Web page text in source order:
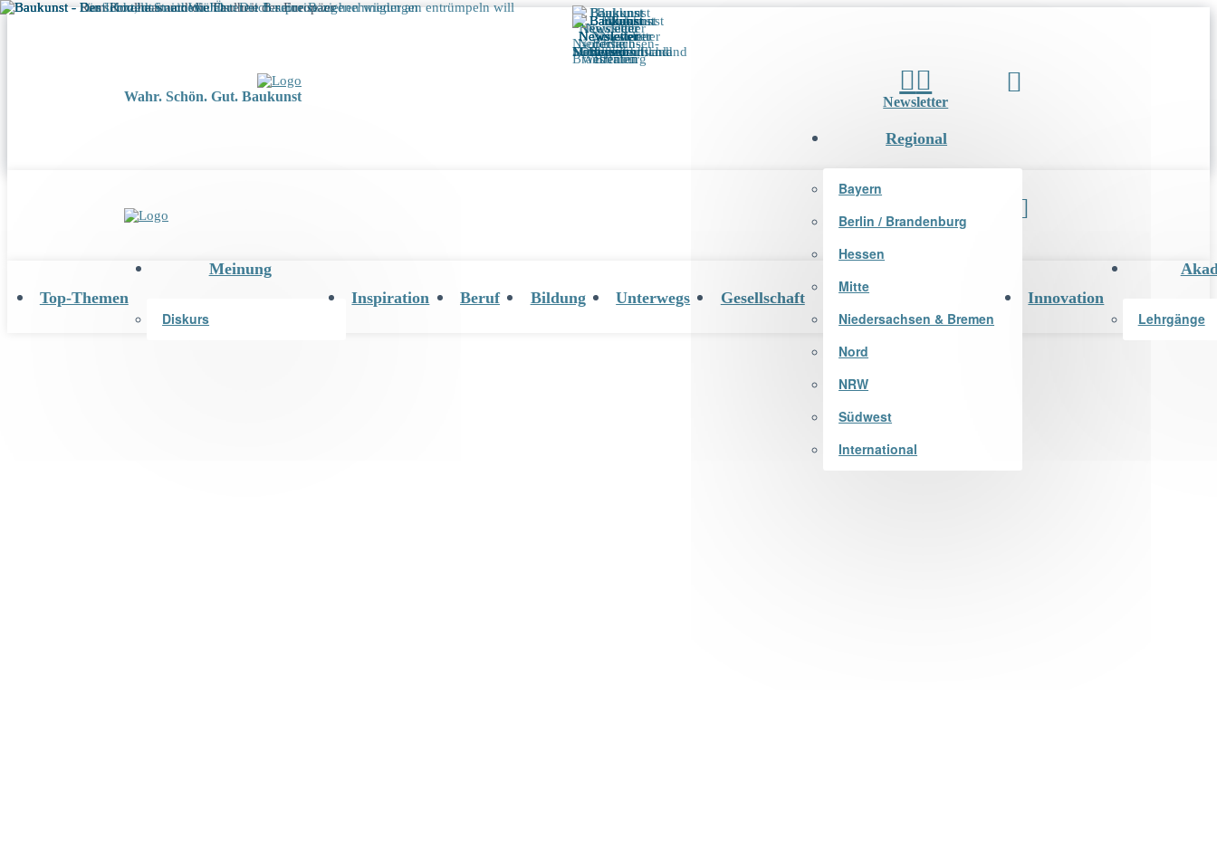
Wahr. Schön. Gut. Baukunst Newsletter
Newsletter
Top-Themen
Meinung
Diskurs
Inspiration Beruf Bildung Unterwegs Gesellschaft
Regional
Bayern
Berlin / Brandenburg
Hessen
Mitte
Niedersachsen & Bremen
Nord
NRW
Südwest
International
Innovation
Lehrgänge